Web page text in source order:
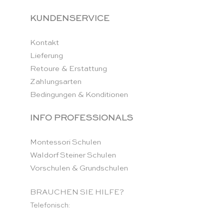
KUNDENSERVICE
Kontakt
Lieferung
Retoure & Erstattung
Zahlungsarten
Bedingungen & Konditionen
INFO PROFESSIONALS
Montessori Schulen
Waldorf Steiner Schulen
Vorschulen & Grundschulen
BRAUCHEN SIE HILFE?
Telefonisch: